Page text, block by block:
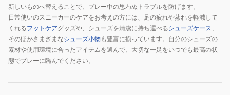
新しいものへ替えることで、プレー中の思わぬトラブルを防げます。
日常使いのスニーカーのケアをお考えの方には、足の疲れや蒸れを軽減して
くれるフットケアグッズや、シューズを清潔に持ち運べるシューズケース、
そのほかさまざまなシューズ小物 も豊富に揃っています。自分のシューズの
素材や使用環境に合ったアイテムを選んで、大切な一足をいつでも最高の状
態でプレーに臨んでください。